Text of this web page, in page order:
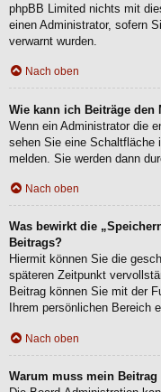
phpBB Limited nichts mit
einen Administrator, sofern
verwarnt wurden.
Nach oben
Wie kann ich Beiträge den
Wenn ein Administrator die
sehen Sie eine Schaltfläche
melden. Sie werden dann
Nach oben
Was bewirkt die
Beitrags?
Hiermit können Sie die
späteren Zeitpunkt
Beitrag können Sie mit der
Ihrem persönlichen Bereich
Nach oben
Warum muss mein